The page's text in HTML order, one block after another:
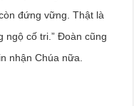
đứng vững. Thật là
ngộ cố tri.” Đoàn cũng
nhận Chúa nữa.